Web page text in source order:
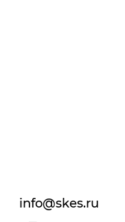
info@skes.ru